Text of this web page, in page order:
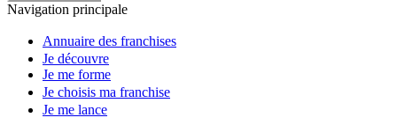
Navigation principale
Annuaire des franchises
Je découvre
Je me forme
Je choisis ma franchise
Je me lance